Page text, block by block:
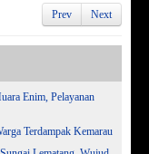
Prev Next
Enim, Pelayanan
Terdampak Kemarau